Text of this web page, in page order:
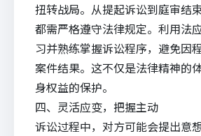
扭转战局。从提起诉讼到庭审结
都需严格遵守法律规定。利用法
习并熟练掌握诉讼程序，避免因
案件结果。这不仅是法律精神的
身权益的保护。
四、灵活应变，把握主动
诉讼过程中，对方可能会提出意